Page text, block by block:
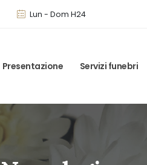
Lun - Dom H24
Presentazione Servizi funebri